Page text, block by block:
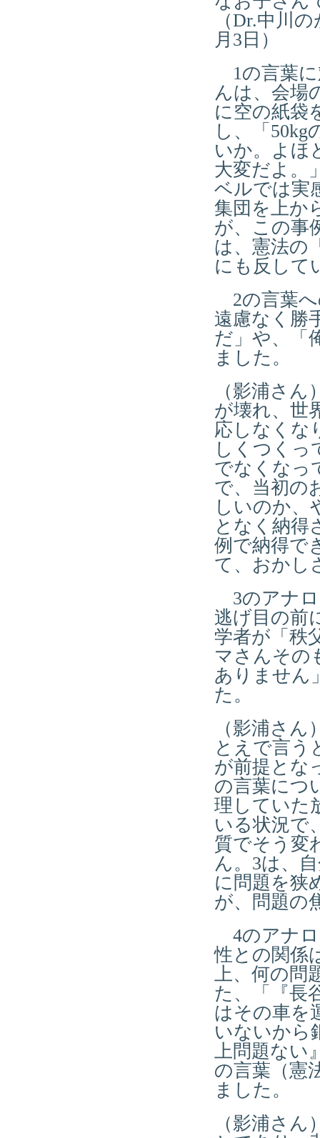
（Dr.中川
月3日）
1の言葉に
んは、会場
に空の紙袋
し、「50kg
いか。よほ
大変だよ。
ベルでは実
集団を上か
が、この事
は、憲法の
にも反して
2の言葉へ
遠慮なく勝
だ」や、「
ました。
（影浦さ
が壊れ、世
応しなくな
しくつくっ
でなくなっ
で、当初の
しいのか、
となく納得
例で納得で
て、おかし
3のアナロ
逃げ目の前
学者が「秩
マさんその
ありません
た。
（影浦さ
とえで言う
が前提とな
の言葉につ
理していた
いる状況で
質でそう変
ん。3は、
に問題を狭
が、問題の
4のアナロ
性との関係
上、何の問
た、「『長
はその車を
いないから
上問題ない
の言葉（憲
ました。
（影浦さ